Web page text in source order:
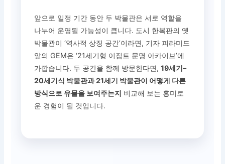
앞으로 일정 기간 동안 두 박물관은 서로 역할을
나누어 운영될 가능성이 큽니다. 도시 한복판의 옛
박물관이 ‘역사적 상징 공간’이라면, 기자 피라미드
앞의 GEM은 ‘21세기형 이집트 문명 아카이브’에
가깝습니다. 두 공간을 함께 방문한다면,19세기–
20세기식 박물관과 21세기 박물관이 어떻게 다른
방식으로 유물을 보여주는지 비교해 보는 흥미로
운 경험이 될 것입니다.